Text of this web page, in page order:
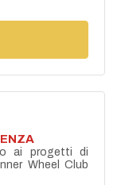
ai progetti di
Wheel Club